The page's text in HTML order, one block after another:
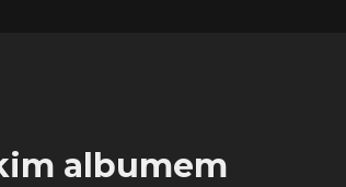
albumem